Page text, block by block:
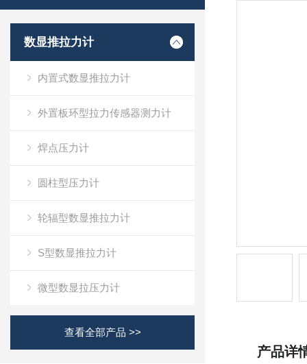
数显推拉力计
内置式数显推拉力计
外置板环型拉力传感器测力计
焊点压力计
圆柱型压力计
轮辐型数显推拉力计
S型数显推拉力计
微型数显拉压力计
查看全部产品 >>
产品详